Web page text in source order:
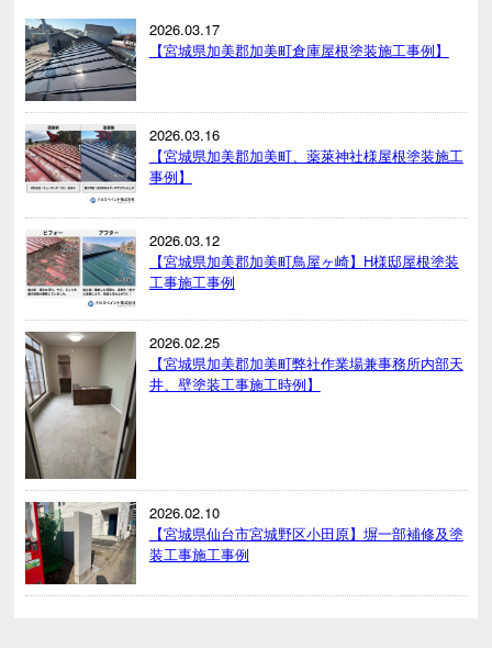
2026.03.17
【宮城県加美郡加美町倉庫屋根塗装施工事例】
2026.03.16
【宮城県加美郡加美町、薬萊神社様屋根塗装施工
事例】
2026.03.12
【宮城県加美郡加美町鳥屋ヶ崎】H様邸屋根塗装
工事施工事例
2026.02.25
【宮城県加美郡加美町弊社作業場兼事務所内部天
井、壁塗装工事施工時例】
2026.02.10
【宮城県仙台市宮城野区小田原】塀一部補修及塗
装工事施工事例